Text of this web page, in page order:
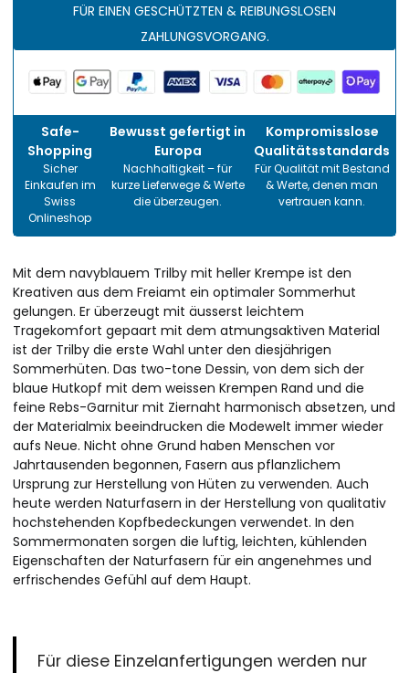
FÜR EINEN GESCHÜTZTEN & REIBUNGSLOSEN
ZAHLUNGSVORGANG.
Safe-
Shopping
Sicher
Einkaufen im
Swiss
Onlineshop
Bewusst gefertigt in
Europa
Nachhaltigkeit – für
kurze Lieferwege & Werte
die überzeugen.
Kompromisslose
Qualitätsstandards
Für Qualität mit Bestand
& Werte, denen man
vertrauen kann.
Mit dem navyblauem Trilby mit heller Krempe ist den
Kreativen aus dem Freiamt ein optimaler Sommerhut
gelungen. Er überzeugt mit äusserst leichtem
Tragekomfort gepaart mit dem atmungsaktiven Material
ist der Trilby die erste Wahl unter den diesjährigen
Sommerhüten. Das two-tone Dessin, von dem sich der
blaue Hutkopf mit dem weissen Krempen Rand und die
feine Rebs-Garnitur mit Ziernaht harmonisch absetzen, und
der Materialmix beeindrucken die Modewelt immer wieder
aufs Neue. Nicht ohne Grund haben Menschen vor
Jahrtausenden begonnen, Fasern aus pflanzlichem
Ursprung zur Herstellung von Hüten zu verwenden. Auch
heute werden Naturfasern in der Herstellung von qualitativ
hochstehenden Kopfbedeckungen verwendet. In den
Sommermonaten sorgen die luftig, leichten, kühlenden
Eigenschaften der Naturfasern für ein angenehmes und
erfrischendes Gefühl auf dem Haupt.
Für diese Einzelanfertigungen werden nur